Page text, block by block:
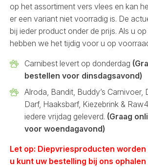
op het assortiment vers vlees en kan
er een variant niet voorradig is. De
bij ieder product onder de prijs. Als u
hebben we het tijdig voor u op
Carnibest levert op donderdag
bestellen voor dinsdagsavond)
Alroda, Bandit, Buddy’s Carnivoer,
Darf, Haaksbarf, Kiezebrink &
iedere vrijdag geleverd. (Graag
voor woendagavond)
Let op: Diepvriesproducten
u kunt uw bestelling bij ons